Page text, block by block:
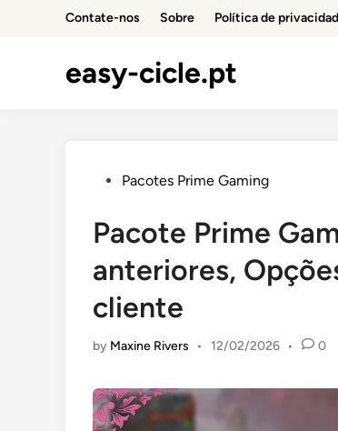
Contate-nos Sobre Política de
easy-cicle.pt
PostedPacotes Prime Gaming
Pacote Prime
anteriores,
cliente
by Maxine Rivers • 12/02/2026 • 0